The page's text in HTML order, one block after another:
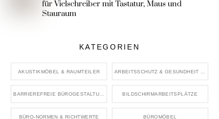
für Vielschreiber mit Tastatur, Maus und
Stauraum
KATEGORIEN
AKUSTIKMÖBEL & RAUMTEILER
BARRIEREFREIE BÜROGESTALTUNG BILDSCHIRMARBEITSPLÄTZE
BÜRO-NORMEN & RICHTWERTE BÜROMÖBEL